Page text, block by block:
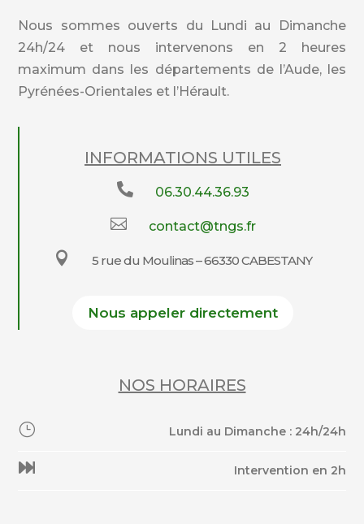
Nous sommes ouverts du Lundi au Dimanche
24h/24 et nous intervenons en 2 heures
maximum dans les départements de l’Aude, les
Pyrénées-Orientales et l’Hérault.
INFORMATIONS UTILES
 06.30.44.36.93
 contact@tngs.fr
 5 rue du Moulinas – 66330 CABESTANY
Nous appeler directement
NOS HORAIRES
} Lundi au Dimanche : 24h/24h
 Intervention en 2h